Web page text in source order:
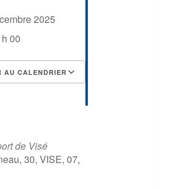
2025
00
AU CALENDRIER
de Visé
30, VISE, 07,